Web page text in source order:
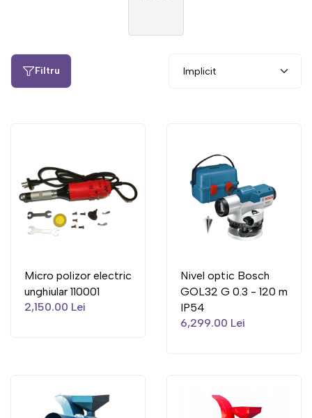
Filtru
Micro polizor electric
unghiular 110001
2,150.00 Lei
Nivel optic Bosch
GOL32 G 0.3 - 120 m
IP54
6,299.00 Lei